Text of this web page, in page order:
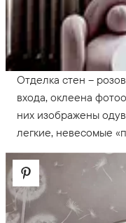
Отделка стен –
входа, оклеена
них изображены
легкие, невесомые